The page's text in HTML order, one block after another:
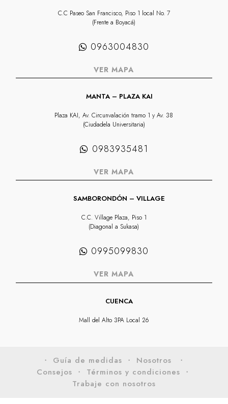
C.C Paseo San Francisco, Piso 1 local No. 7
(Frente a Boyacá)
0963004830
VER MAPA
MANTA – PLAZA KAI
Plaza KAI, Av. Circunvalación tramo 1 y Av. 38
(Ciudadela Universitaria)
0983935481
VER MAPA
SAMBORONDÓN – VILLAGE
C.C. Village Plaza, Piso 1
(Diagonal a Sukasa)
0995099830
VER MAPA
CUENCA
Mall del Alto 3PA Local 26
・ Guía de medidas ・ Nosotros
・
Consejos ・ Términos y condiciones ・
Trabaje con nosotros